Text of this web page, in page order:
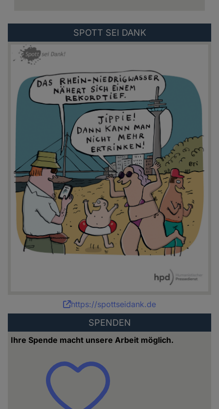
SPOTT SEI DANK
Bettina
https://spottseidank.de
Link
zu:
https://spottseidank.de
SPENDEN
Ihre Spende macht unsere Arbeit möglich.